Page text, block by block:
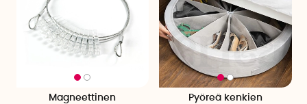
Magneettinen
Pyöreä kenkien